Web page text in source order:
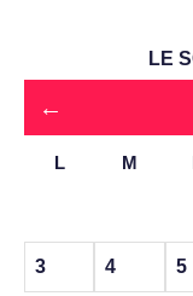
LE
←
L M
3 4 5